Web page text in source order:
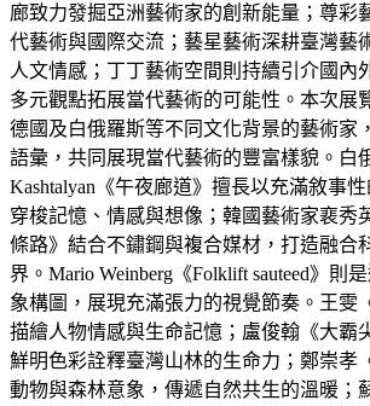
廊致力發掘亞洲藝術家的創新能量；尊彩
代藝術與國際交流；藝星藝術深耕臺灣藝
人文情感；丁丁藝術空間則持續引介國內
多元觀點拓展當代藝術的可能性。本次展
德國及白俄羅斯等不同文化背景的藝術家
語彙，共同展現當代藝術的豐富樣貌。白
Kashtalyan《午夜廊道》擅長以充滿敘事
穿梭記憶、情感與想像；韓國藝術家裵秀
條路》結合不鏽鋼與複合媒材，打造融合
界。Mario Weinberg《Folklift sauteed》則
象構圖，展現充滿張力的視覺節奏。王雯
描繪人物情感與生命記憶；盧俊翰《大霸
鮮明色彩詮釋臺灣山林的生命力；鄭崇孝
動物與森林意象，傳遞自然共生的溫暖；